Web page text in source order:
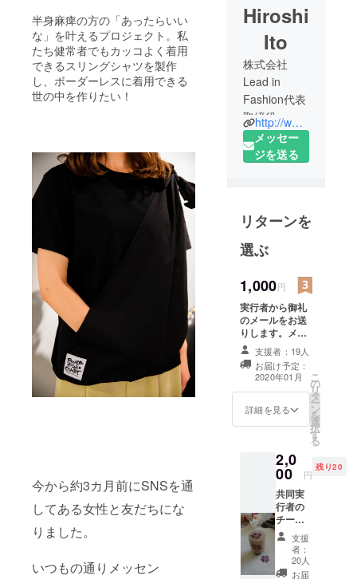
半身麻痺の方の「あったらいい
な」を叶えるプロジェクト。私
たち健常者でもカッコよく着用
できるスリングシャツを製作
し、ボーダーレスに着用できる
世の中を作りたい！
今から約3カ月前にSNSを通
してある女性と友だちにな
りました。
いつもの通りメッセン
Hiroshi
Ito
株式会社
Lead in
Fashion代表
取締役
宮城県仙台
代理店を経
て、平成元
年より市内
専門学校に
て学生募
集・就職を
担当。キャ
リア開発、
インターン
などの授業
を担当。
2016年7月、
Lead in
Fashion設
東北ブラン
ドをフィー
チュアして
展開してい
http://www.lif.or.jp
メッセー
ジを送る
リターンを
選ぶ
1,000円
実行者から御礼
のメールをお送
りします。メー
ルアドレスをお
知らせくださ
い。
支援者：19人
お届け予定：
2020年01月
詳細を見る
こ
の
リ
タ
ー
ン
を
選
択
す
る
2,0
00 円
残り20
共同実
行者の
チーム
ブレイ
ン（半
身麻痺
患者グ
支援
者：
20人
お届